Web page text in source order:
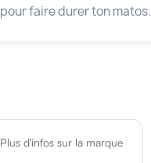
pour faire durer ton matos.
Plus d'infos sur la marque